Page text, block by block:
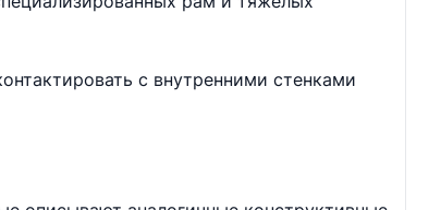
с внутренними стенками